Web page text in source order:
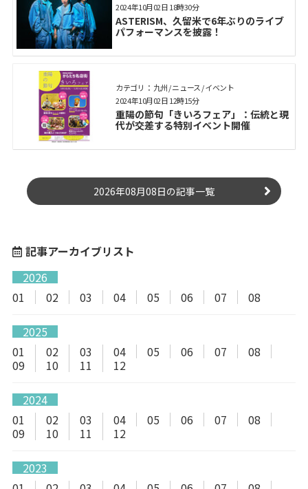
ASTERISM、久留米で6年ぶりのライブ
パフォーマンスを披露！
2024年10月02日 18時30分
カテゴリ： 九州 / ニュース / イベント
重陽の節句「きいろフェア」：伝統と現
代が交差する特別イベント開催
2024年10月02日 12時15分
2026年08月08日の記事一覧
記事アーカイブリスト
2026
01
02 03 04 05 06 07 08
2025
01
02 03 04 05 06 07
08
09
10 11 12
2024
01
02 03 04 05 06 07
08
09
10 11 12
2023